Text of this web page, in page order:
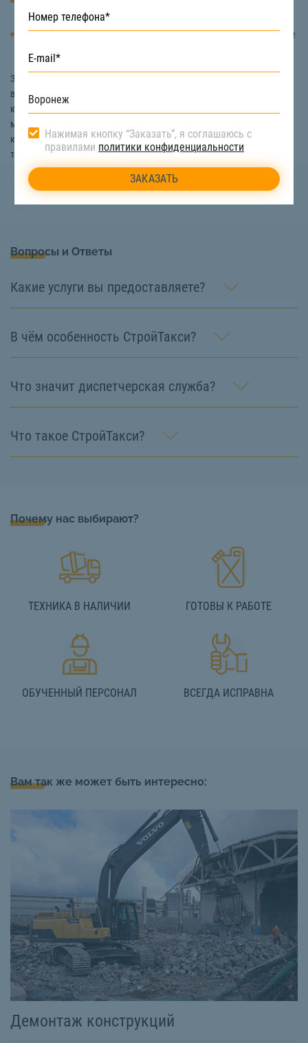
человек.
Техника отличается высокой мобильностью, благодаря которой ее
Заказать технику для прокола под дорогой, домом под канализацию
в Воронеже вы можете на сайте «СтройТакси». Вся спецтехника,
которую мы предоставляем в аренду, совершенно исправна, а
машинисты имеют большой опыт. Узнать цену прокола под
канализацию можно, позвонив нашим специалистам по номеру
телефона:8 (922) 517-40-66
Вопросы и Ответы
Какие услуги вы предоставляете?
В чём особенность СтройТакси?
Что значит диспетчерская служба?
Что такое СтройТакси?
Почему нас выбирают?
ТЕХНИКА В НАЛИЧИИ ГОТОВЫ К РАБОТЕ
ОБУЧЕННЫЙ ПЕРСОНАЛ ВСЕГДА ИСПРАВНА
Вам так же может быть интересно:
Демонтаж конструкций
Нажимая кнопку “Заказать”, я соглашаюсь с
правилами политики конфиденциальности